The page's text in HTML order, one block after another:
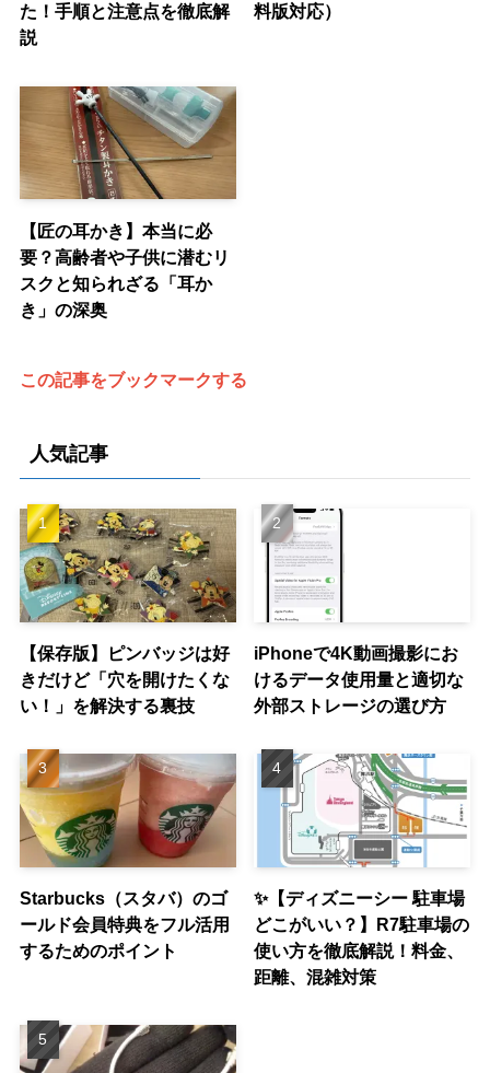
た！手順と注意点を徹底解
説
料版対応）
【匠の耳かき】本当に必
要？高齢者や子供に潜むリ
スクと知られざる「耳か
き」の深奥
この記事をブックマークする
人気記事
【保存版】ピンバッジは好
きだけど「穴を開けたくな
い！」を解決する裏技
iPhoneで4K動画撮影にお
けるデータ使用量と適切な
外部ストレージの選び方
Starbucks（スタバ）のゴ
ールド会員特典をフル活用
するためのポイント
✨【ディズニーシー 駐車場
どこがいい？】R7駐車場の
使い方を徹底解説！料金、
距離、混雑対策